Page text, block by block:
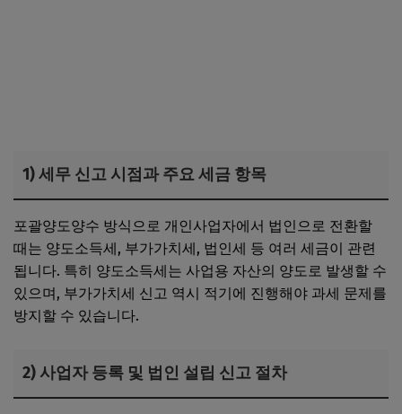
1) 세무 신고 시점과 주요 세금 항목
포괄양도양수 방식으로 개인사업자에서 법인으로 전환할
때는 양도소득세, 부가가치세, 법인세 등 여러 세금이 관련
됩니다. 특히 양도소득세는 사업용 자산의 양도로 발생할 수
있으며, 부가가치세 신고 역시 적기에 진행해야 과세 문제를
방지할 수 있습니다.
2) 사업자 등록 및 법인 설립 신고 절차